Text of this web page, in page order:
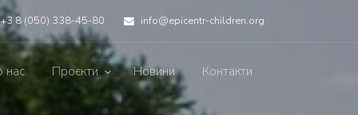
+3 8 (050) 338-45-80 info@epicentr-children.org
нас Проєкти Новини Контакти